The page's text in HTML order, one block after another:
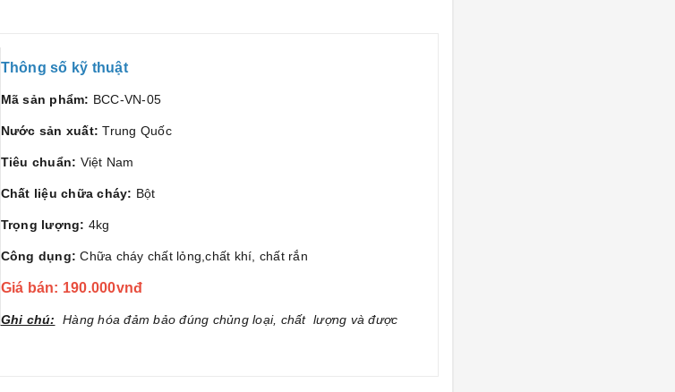
Thông số kỹ thuật
Mã sản phẩm: BCC-VN-05
Nước sản xuất: Trung Quốc
Tiêu chuẩn: Việt Nam
Chất liệu chữa cháy: Bột
Trọng lượng: 4kg
Công dụng:Chữa cháy chất lỏng,chất khí, chất rắn
Giá bán: 190.000vnđ
Ghi chú:
Hàng hóa đảm bảo đúng chủng loại, chất lượng và được